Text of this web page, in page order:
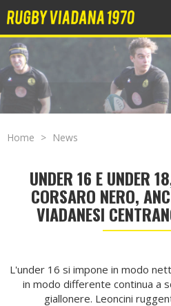
Home News
UNDER 16 E UNDER
CORSARO NERO,
VIADANESI
L'under 16 si impone in modo
in modo differente continua a
giallonere. Leoncini